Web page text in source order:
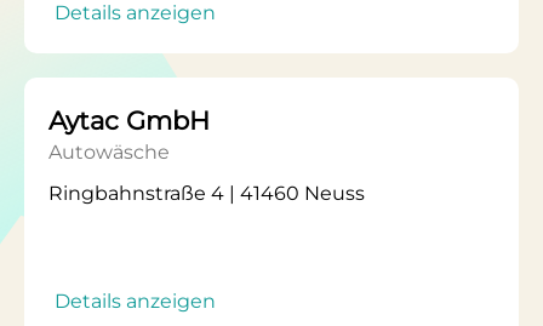
Details anzeigen
Aytac GmbH
Autowäsche
Ringbahnstraße 4 | 41460 Neuss
Details anzeigen